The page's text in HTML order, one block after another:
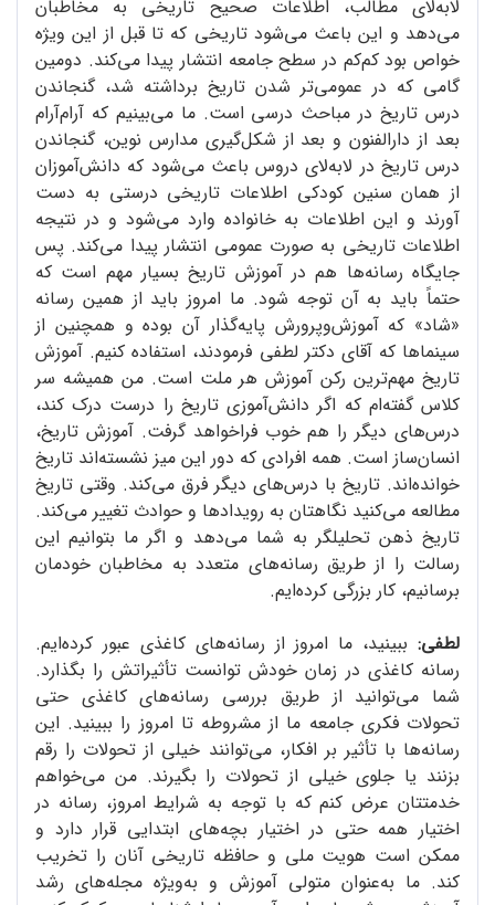
لابه‌لای مطالب، اطلاعات صحیح تاریخی به مخاطبان
می‌دهد و این باعث می‌شود تاریخی که تا قبل از این ویژه
خواص بود کم‌کم در سطح جامعه انتشار پیدا می‌کند. دومین
گامی که در عمومی‌تر شدن تاریخ برداشته شد، گنجاندن
درس تاریخ در مباحث درسی است. ما می‌بینیم که آرام‌آرام
بعد از دارالفنون و بعد از شکل‌گیری مدارس نوین، گنجاندن
درس تاریخ در لابه‌لای دروس باعث می‌شود که دانش‌آموزان
از همان سنین کودکی اطلاعات تاریخی درستی به دست
آورند و این اطلاعات به خانواده وارد می‌شود و در نتیجه
اطلاعات تاریخی به صورت عمومی انتشار پیدا می‌کند. پس
جایگاه رسانه‌ها هم در آموزش تاریخ بسیار مهم است که
حتماً باید به آن توجه شود. ما امروز باید از همین رسانه
«شاد» که آموزش‌و‌پرورش پایه‌گذار آن بوده و همچنین از
سینماها که آقای دکتر لطفی فرمودند، استفاده کنیم. آموزش
تاریخ مهم‌ترین رکن آموزش هر ملت است. من همیشه سر
کلاس گفته‌ام که اگر دانش‌آموزی تاریخ را درست درک کند،
درس‌های دیگر را هم خوب فراخواهد گرفت. آموزش تاریخ،
انسان‌ساز است. همه افرادی که دور این میز نشسته‌اند تاریخ
خوانده‌اند. تاریخ با درس‌های دیگر فرق می‌کند. وقتی تاریخ
مطالعه می‌کنید نگاهتان به رویدادها و حوادث تغییر می‌کند.
تاریخ ذهن تحلیلگر به شما می‌دهد و اگر ما بتوانیم این
رسالت را از طریق رسانه‌های متعدد به مخاطبان خودمان
برسانیم، کار بزرگی کرده‌ایم.
لطفی: ببینید، ما امروز از رسانه‌های کاغذی عبور کرده‌ایم.
رسانه کاغذی در زمان خودش توانست تأثیراتش را بگذارد.
شما می‌توانید از طریق بررسی رسانه‌های کاغذی حتی
تحولات فکری جامعه ما از مشروطه تا امروز را ببینید. این
رسانه‌ها با تأثیر بر افکار، می‌توانند خیلی از تحولات را رقم
بزنند یا جلوی خیلی از تحولات را بگیرند. من می‌خواهم
خدمتتان عرض کنم که با توجه به شرایط امروز، رسانه در
اختیار همه حتی در اختیار بچه‌های ابتدایی قرار دارد و
ممکن است هویت ملی و حافظه تاریخی آنان را تخریب
کند. ما به‌عنوان متولی آموزش و به‌ویژه مجله‌های رشد